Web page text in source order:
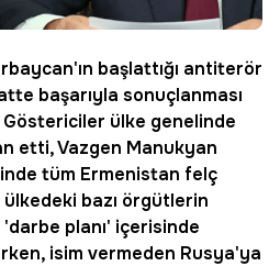
başlattığı antiterör
başarıyla sonuçlanması
Göstericiler ülke genelinde
etti, Vazgen Manukyan
tüm Ermenistan felç
ülkedeki bazı örgütlerin
planı' içerisinde
isim vermeden Rusya'ya